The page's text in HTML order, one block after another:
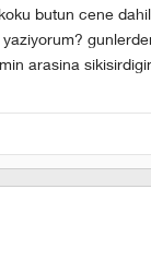
butun cene
arasina